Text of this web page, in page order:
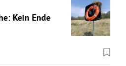
Kein Ende